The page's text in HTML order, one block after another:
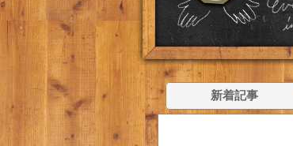
新着記事